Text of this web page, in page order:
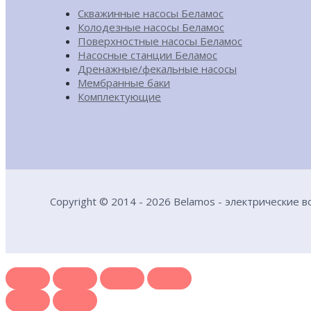
Скважинные насосы Беламос
Колодезные насосы Беламос
Поверхностные насосы Беламос
Насосные станции Беламос
Дренажные/фекальные насосы
Мембранные баки
Комплектующие
Copyright © 2014 - 2026 Belamos - электрические